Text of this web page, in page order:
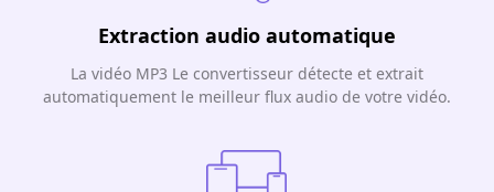
Extraction audio automatique
La vidéo MP3 Le convertisseur détecte et extrait
automatiquement le meilleur flux audio de votre vidéo.